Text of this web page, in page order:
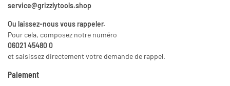
service@grizzlytools.shop
Ou laissez-nous vous rappeler.
Pour cela, composez notre numéro
06021 45480 0
et saisissez directement votre demande de rappel.
Paiement